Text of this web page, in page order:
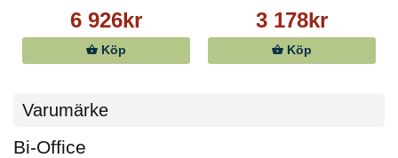
6 926kr
Köp
3 178kr
Köp
Varumärke
Bi-Office